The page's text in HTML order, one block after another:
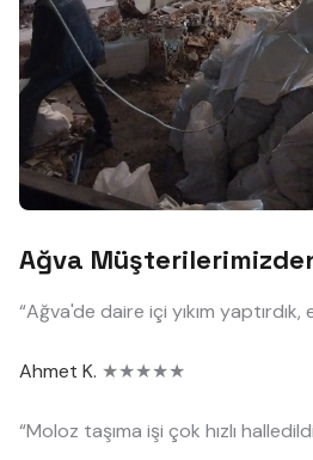
Ağva
“Ağva'de daire içi yıkım
Ahmet K. ★★★★★
“Moloz taşıma işi çok hızlı